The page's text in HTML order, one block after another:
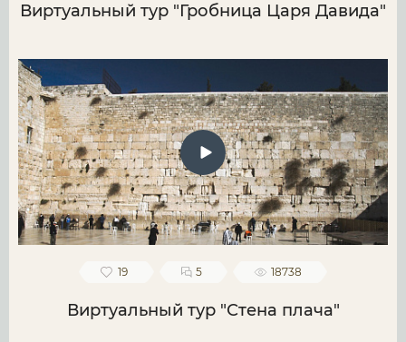
Виртуальный тур "Гробница Царя Давида"
19 5 18738
Виртуальный тур "Стена плача"